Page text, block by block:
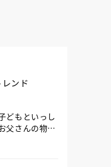
ンド
どもといっし
父さんの物